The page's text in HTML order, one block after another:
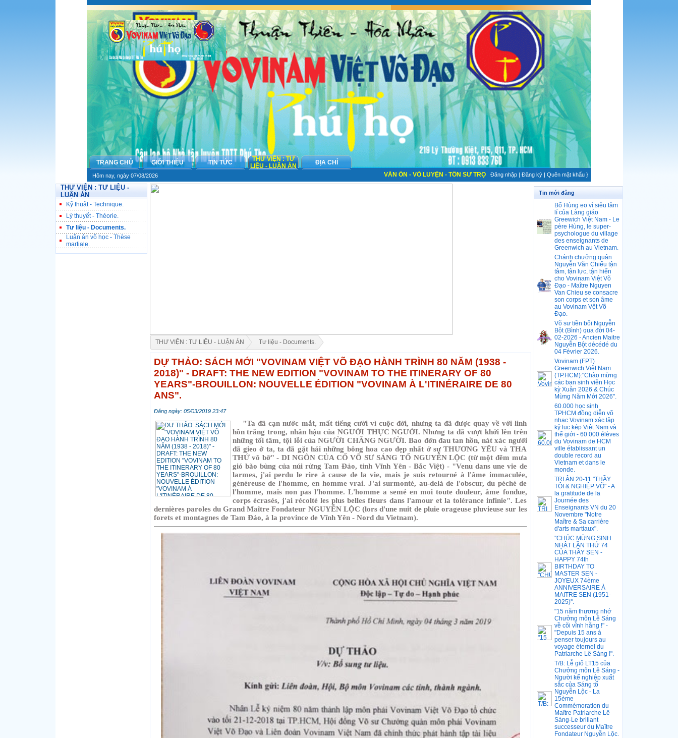
TRANG CHỦ GIỚI THIỆU TIN TỨC
THƯ VIỆN : TƯ
LIỆU - LUẬN ÁN
ĐỊA CHỈ
Hôm nay, ngày 07/08/2026 VĂN ÔN - VÕ LUYỆN - TÔN SƯ TRỌNG ĐẠO - BÀN TAY THÉP VỚI TRÁI TIM TỪ ÁI
Đăng nhập | Đăng ký | Quên mật khẩu }
THƯ VIỆN : TƯ LIỆU -
LUẬN ÁN
Kỹ thuật - Technique.
Lý thuyết - Théorie.
Tư liệu - Documents.
Luận án võ học - Thèse
martiale.
THƯ VIỆN : TƯ LIỆU - LUẬN ÁN Tư liệu - Documents.
DỰ THẢO: SÁCH MỚI "VOVINAM VIỆT VÕ ĐẠO HÀNH TRÌNH 80 NĂM (1938 - 2018)" - DRAFT: THE NEW EDITION "VOVINAM TO THE ITINERARY OF 80 YEARS"-BROUILLON:
DỰ THẢO: SÁCH MỚI "VOVINAM VIỆT VÕ ĐẠO HÀNH TRÌNH 80 NĂM (1938 -
2018)" - DRAFT: THE NEW EDITION "VOVINAM TO THE ITINERARY OF 80
YEARS"-BROUILLON: NOUVELLE ÉDITION "VOVINAM À L'ITINÉRAIRE DE 80
ANS".
Đăng ngày: 05/03/2019 23:47
"Ta đã cạn nước mắt, mất tiếng cười vì cuộc đời, nhưng ta đã được quay về với linh
hồn trắng trong, nhân hậu của NGƯỜI THỰC NGƯỜI. Nhưng ta đã vượt khởi lên trên
những tối tâm, tội lỗi của NGƯỜI CHẲNG NGƯỜI. Bao đớn đau tan hồn, nát xác người
đã gieo ở ta, ta đã gặt hái những bông hoa cao đẹp nhất ở sự THƯƠNG YÊU và THA
THỨ vô bờ" - DI NGÔN CỦA CỐ VÕ SƯ SÁNG TỔ NGUYỄN LỘC (từ một đêm mưa
gió bão bùng của núi rừng Tam Ðảo, tỉnh Vĩnh Yên - Bắc Việt) - "Venu dans une vie de
larmes, j'ai perdu le rire à cause de la vie, mais je suis retourné à l'âme immaculée,
généreuse de l'homme, en homme vrai. J'ai surmonté, au-delà de l'obscur, du péché de
l'homme, mais non pas l'homme. L'homme a semé en moi toute douleur, âme fondue,
corps écrasés, j'ai récolté les plus belles fleurs dans l'amour et la tolérance infinie". Les
dernières paroles du Grand Maître Fondateur NGUYỄN LỘC (lors d'une nuit de pluie orageuse pluvieuse sur les
forets et montagnes de Tam Ðảo, à la province de Vĩnh Yên - Nord du Vietnam).
Tin mới đăng
Bố Hùng eo vì siêu tâm
lí của Làng giáo
Greewich Việt Nam - Le
père Hùng, le super-
psychologue du village
des enseignants de
Greenwich au Vietnam.
Chánh chưởng quản
Nguyễn Văn Chiếu tận
tâm, tận lực, tận hiến
cho Vovinam Việt Võ
Đạo - Maître Nguyen
Van Chieu se consacre
son corps et son âme
au Vovinam Vệt Võ
Đạo.
Võ sư tiền bối Nguyễn
Bột (Bình) qua đời 04-
02-2026 - Ancien Maitre
Nguyễn Bột décédé du
04 Février 2026.
Vovinam (FPT)
Greenwich Việt Nam
(TP.HCM):"Chào mừng
các bạn sinh viên Học
kỳ Xuân 2026 & Chúc
Mừng Năm Mới 2026".
60.000 học sinh
TPHCM đồng diễn võ
nhạc Vovinam xác lập
kỷ lục kép Việt Nam và
thế giới - 60 000 élèves
du Vovinam de HCM
ville établissant un
double record au
Vietnam et dans le
monde.
TRI ÂN 20-11 "THẦY
TÔI & NGHIỆP VÕ" - A
la gratitude de la
Journée des
Enseignants VN du 20
Novembre "Notre
Maître & Sa carrière
d'arts martiaux".
''CHÚC MỪNG SINH
NHẬT LẦN THỨ 74
CỦA THẦY SEN -
HAPPY 74th
BIRTHDAY TO
MASTER SEN -
JOYEUX 74ème
ANNIVERSAIRE À
MAITRE SEN (1951-
2025)''.
"15 năm thương nhớ
Chưởng môn Lê Sáng
về cõi vĩnh hằng !" -
"Depuis 15 ans à
penser toujours au
voyage éternel du
Patriarche Lê Sáng !".
T/B: Lễ giổ LT15 của
Chưởng môn Lê Sáng -
Người kế nghiệp xuất
sắc của Sáng tổ
Nguyễn Lộc - La
15ème
Commémoration du
Maître Patriarche Lê
Sáng-Le brillant
successeur du Maître
Fondateur Nguyễn Lộc.